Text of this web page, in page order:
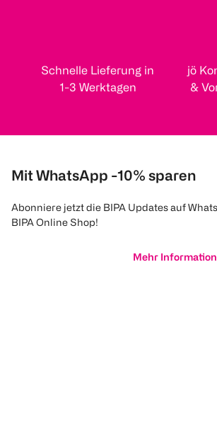
Schnelle Lieferung in
1-3 Werktagen
jö
&
Mit WhatsApp -10% sparen
Abonniere jetzt die BIPA Updates auf
BIPA Online Shop!
Mehr